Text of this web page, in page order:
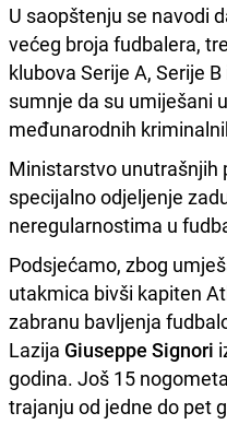
U saopštenju se navodi
većeg broja fudbalera,
klubova Serije A, Serije
sumnje da su umiješani
međunarodnih
Ministarstvo unutrašnjih
specijalno odjeljenje
neregularnostima u
Podsjećamo, zbog
utakmica bivši kapiten
zabranu bavljenja
Lazija Giuseppe Signori
godina. Još 15
trajanju od jedne do pet